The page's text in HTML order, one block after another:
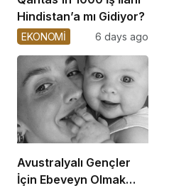
Hindistan’a mı Gidiyor?
EKONOMİ 6 days ago
Avustralyalı Gençler
İçin Ebeveyn Olmak